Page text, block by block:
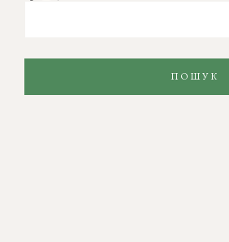
ПОШУК